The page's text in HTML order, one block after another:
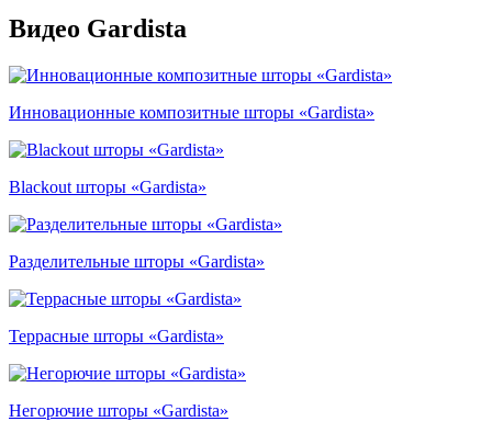
Видео Gardista
Инновационные композитные шторы «Gardista»
Blackout шторы «Gardista»
Разделительные шторы «Gardista»
Террасные шторы «Gardista»
Негорючие шторы «Gardista»